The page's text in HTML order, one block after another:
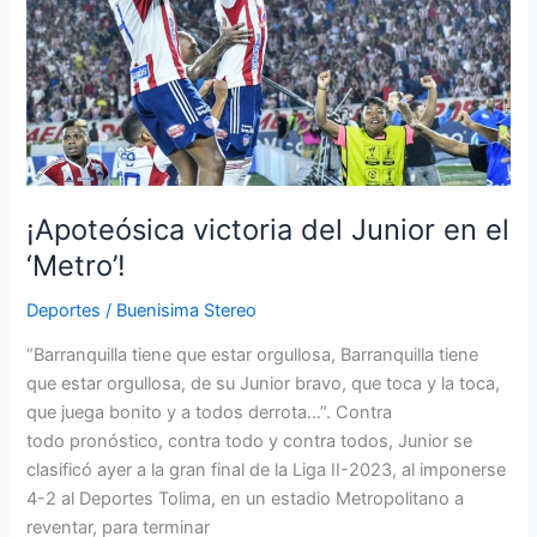
¡Apoteósica victoria del Junior en el
‘Metro’!
Deportes / Buenisima Stereo
“Barranquilla tiene que estar orgullosa, Barranquilla tiene
que estar orgullosa, de su Junior bravo, que toca y la toca,
que juega bonito y a todos derrota…”. Contra
todo pronóstico, contra todo y contra todos, Junior se
clasificó ayer a la gran final de la Liga II-2023, al imponerse
4-2 al Deportes Tolima, en un estadio Metropolitano a
reventar, para terminar
‘Metro’!